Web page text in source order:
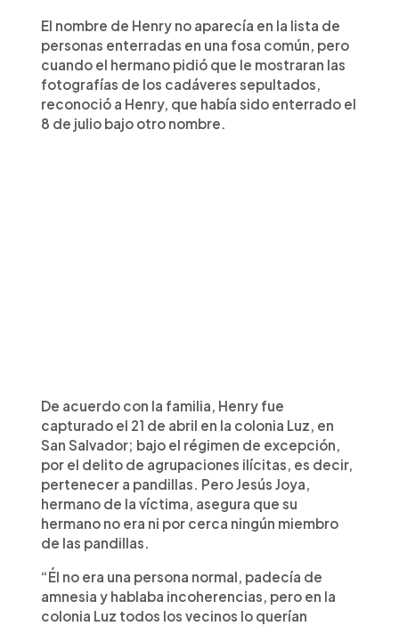
El nombre de Henry no aparecía en la lista de
personas enterradas en una fosa común, pero
cuando el hermano pidió que le mostraran las
fotografías de los cadáveres sepultados,
reconoció a Henry, que había sido enterrado el
8 de julio bajo otro nombre.
De acuerdo con la familia, Henry fue
capturado el 21 de abril en la colonia Luz, en
San Salvador; bajo el régimen de excepción,
por el delito de agrupaciones ilícitas, es decir,
pertenecer a pandillas. Pero Jesús Joya,
hermano de la víctima, asegura que su
hermano no era ni por cerca ningún miembro
de las pandillas.
“Él no era una persona normal, padecía de
amnesia y hablaba incoherencias, pero en la
colonia Luz todos los vecinos lo querían